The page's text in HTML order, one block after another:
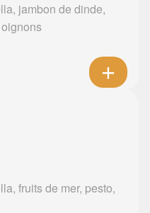
jambon de dinde,
fruits de mer, pesto,